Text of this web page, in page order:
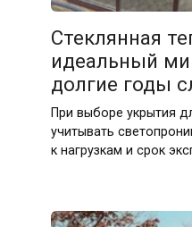
Стеклянная
идеальный
долгие годы
При выборе укрытия
учитывать
к нагрузкам и срок